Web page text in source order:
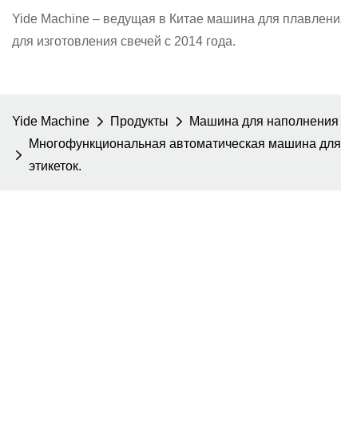
Yide Machine – ведущая в Китае машина для
для изготовления свечей с 2014 года.
Yide Machine Продукты
Машина для наполнения
Многофункциональная автоматическая машина
этикеток.